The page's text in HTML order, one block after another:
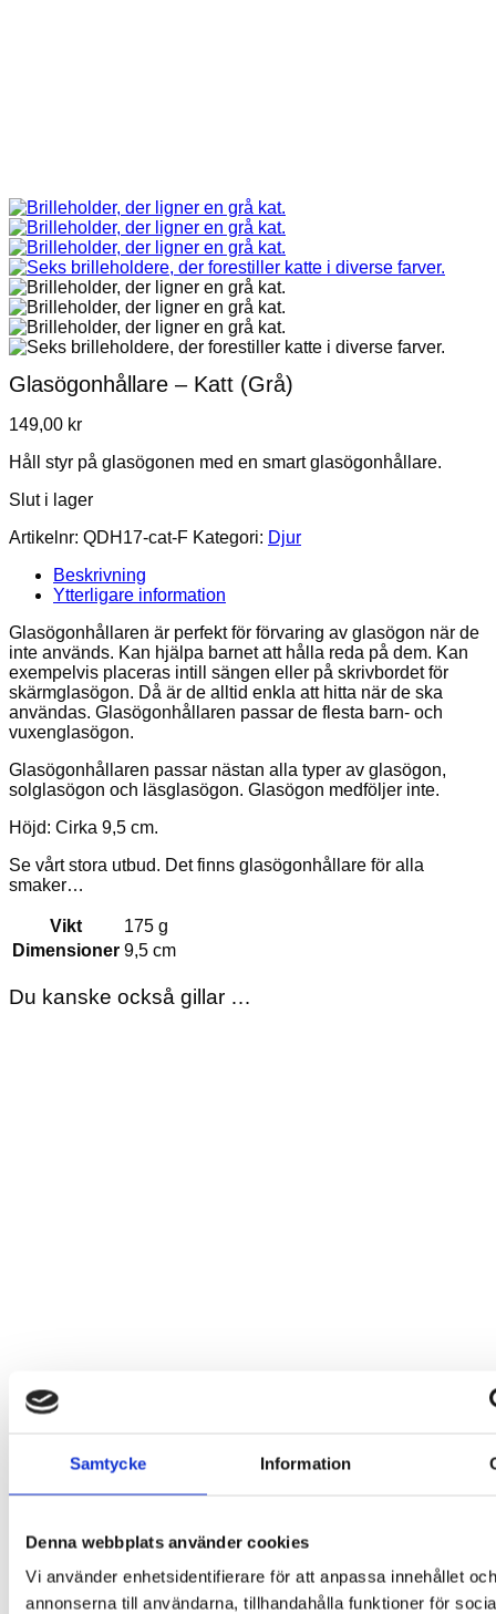
Samtycke Information
Denna webbplats använder cookies
Vi använder enhetsidentifierare för att anpassa innehållet och
annonserna till användarna, tillhandahålla funktioner för
Glasögonhållare – Katt (Grå)
149,00 kr
Håll styr på glasögonen med en smart glasögonhållare.
Slut i lager
Artikelnr: QDH17-cat-F Kategori: Djur
Beskrivning
Ytterligare information
Glasögonhållaren är perfekt för förvaring av glasögon när de
inte används. Kan hjälpa barnet att hålla reda på dem. Kan
exempelvis placeras intill sängen eller på skrivbordet för
skärmglasögon. Då är de alltid enkla att hitta när de ska
användas. Glasögonhållaren passar de flesta barn- och
vuxenglasögon.
Glasögonhållaren passar nästan alla typer av glasögon,
solglasögon och läsglasögon. Glasögon medföljer inte.
Höjd: Cirka 9,5 cm.
Se vårt stora utbud. Det finns glasögonhållare för alla
smaker…
Vikt
175 g
Dimensioner 9,5 cm
Du kanske också gillar …